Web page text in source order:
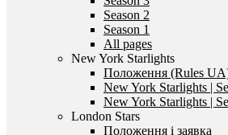
Season 2
Season 1
All pages
New York Starlights
Положення (Rules
New York Starlights |
New York Starlights |
London Stars
Положення і заявка